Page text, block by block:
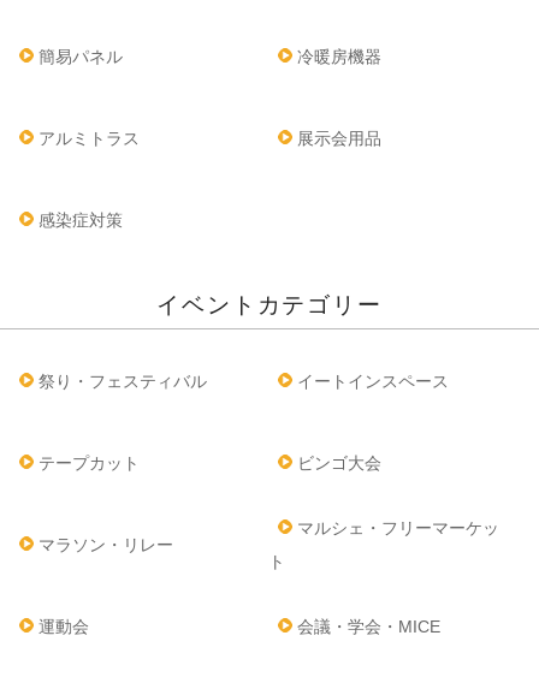
簡易パネル 冷暖房機器
アルミトラス 展示会用品
感染症対策
イベントカテゴリー
祭り・フェスティバル イートインスペース
テープカット ビンゴ大会
マラソン・リレー
マルシェ・フリーマーケッ
ト
運動会 会議・学会・MICE